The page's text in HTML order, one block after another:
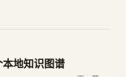
地知识图谱